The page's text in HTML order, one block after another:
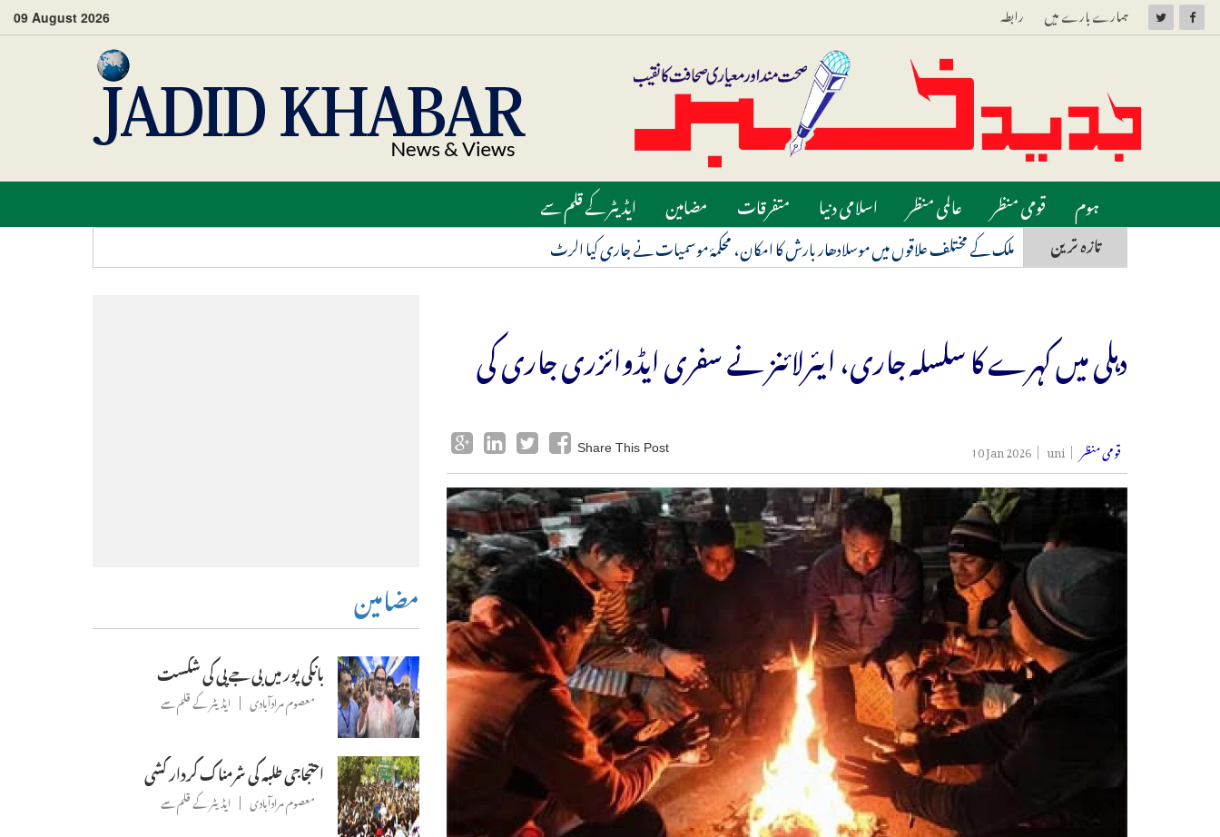
09 August 2026 ہمارے بارے میں رابطہ
ہوم ایڈیٹر کے قلم سے مضامین قومی منظر عالمی منظر اسلامی دنیا متفرقات
تازہ ترین ملک کے مختلف علاقوں میں موسلادھار بارش کا امکان، محکمۂ موسمیات نے جاری کیا الرٹ
دہلی میں کہرے کا سلسلہ جاری، ایئرلائنز نے سفری ایڈوائزری جاری کی
Share This Post 10 Jan 2026 uni قومی منظر
مضامین
بانکی پور میں بی جے پی کی شکست
معصوم مرادآبادی ایڈیٹر کے قلم سے
احتجاجی طلبہ کی شرمناک کردار کشی
معصوم مرادآبادی ایڈیٹر کے قلم سے